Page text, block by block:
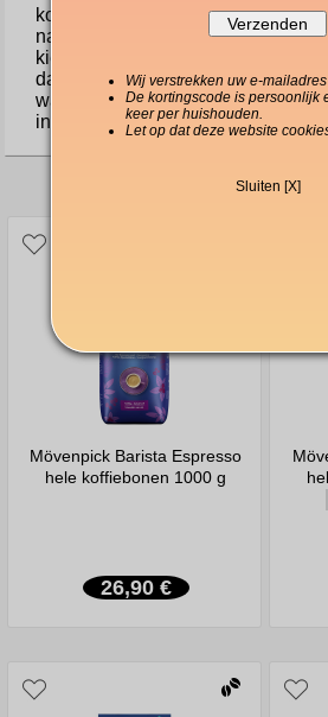
koffiemoment. Dus de volgende
naar een koffie-ervaring die uw
kies dan voor Mövenpick Caffè
dan alleen koffie; het is een
waardering, een smaakreis die u
inspireren.
Anderen kochten
Mövenpick Barista Espresso
hele koffiebonen 1000 g
26,90 €
Wij verstrekken uw e-
De kortingscode is persoonlijk
keer per huishouden.
Let op dat deze website
Sluiten [X]